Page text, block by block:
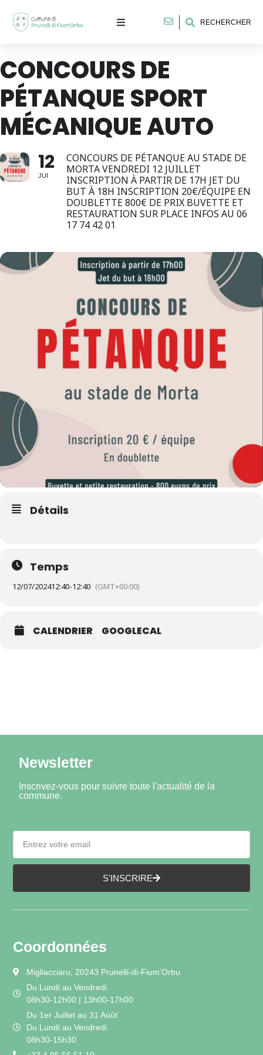
RECHERCHER
CONCOURS DE
PÉTANQUE SPORT
MÉCANIQUE AUTO
12
JUI
CONCOURS DE PÉTANQUE AU STADE DE
MORTA VENDREDI 12 JUILLET
INSCRIPTION À PARTIR DE 17H JET DU
BUT À 18H INSCRIPTION 20€/ÉQUIPE EN
DOUBLETTE 800€ DE PRIX BUVETTE ET
RESTAURATION SUR PLACE INFOS AU 06
17 74 42 01
Détails
Temps
12/07/202412:40-12:40 (GMT+00:00)
CALENDRIER GOOGLECAL
Newsletter
Inscrivez-vous pour suivre toute l'actualité de la
commune.
S'INSCRIRE
Coordonnées
Migliacciaru, 20243 Prunelli-di-Fium'Orbu
Du Lundi au Vendredi
08h30-12h00 | 13h00-17h00
Du 1er Juillet au 31 Août
Du Lundi au Vendredi
08h30-15h30